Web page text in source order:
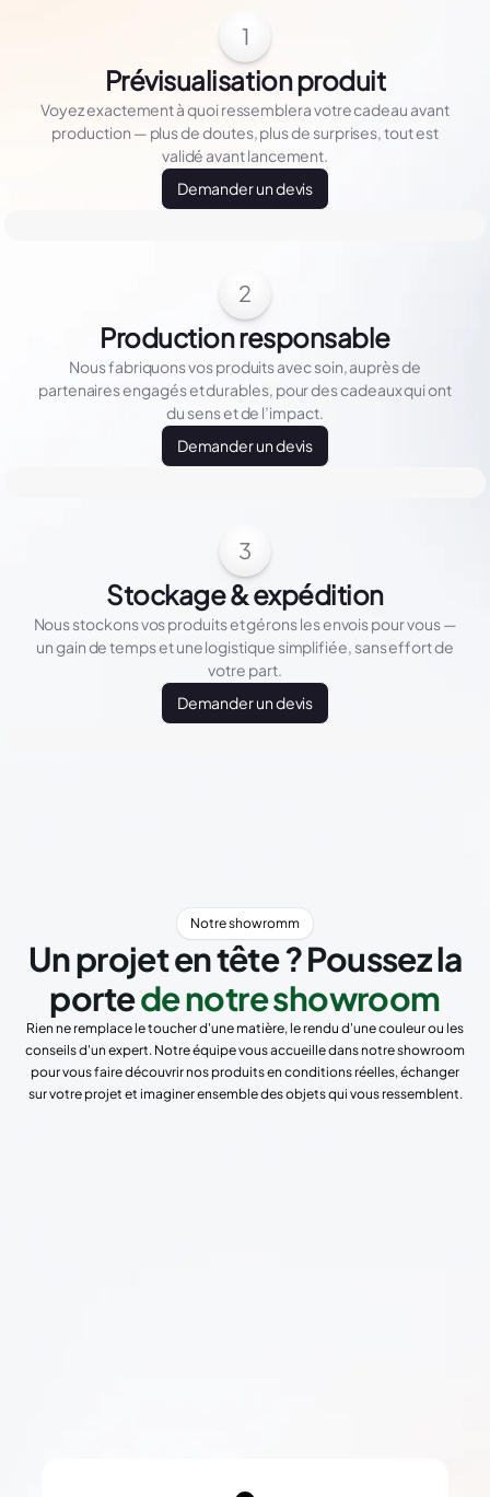
1
Prévisualisation produit
Voyez exactement à quoi ressemblera votre cadeau avant
production — plus de doutes, plus de surprises, tout est
validé avant lancement.
Demander un devis
2
Production responsable
Nous fabriquons vos produits avec soin, auprès de
partenaires engagés et durables, pour des cadeaux qui ont
du sens et de l’impact.
Demander un devis
3
Stockage & expédition
Nous stockons vos produits et gérons les envois pour vous —
un gain de temps et une logistique simplifiée, sans effort de
votre part.
Demander un devis
Notre showromm
Un projet en tête ? Poussez la
portede notre showroom
Rien ne remplace le toucher d'une matière, le rendu d'une couleur ou les
conseils d'un expert. Notre équipe vous accueille dans notre showroom
pour vous faire découvrir nos produits en conditions réelles, échanger
sur votre projet et imaginer ensemble des objets qui vous ressemblent.